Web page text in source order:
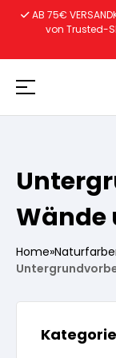
Vorbereitung
Wasserlösliche
Lacke
Vorbereitung
Autoreparatur
AB 75€
von Trusted-
Wände
Home»